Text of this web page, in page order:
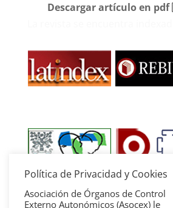
Descargar artículo en pdf
Política de Privacidad y Cookies
Asociación de Órganos de Control
Externo Autonómicos (Asocex) le